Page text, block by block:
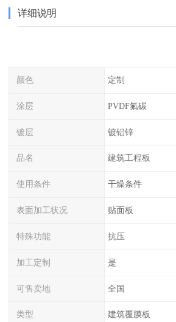
详细说明
颜色 定制
涂层 PVDF氟碳
镀层 镀铝锌
品名 建筑工程板
使用条件 干燥条件
表面加工状况 贴面板
特殊功能 抗压
加工定制 是
可售卖地 全国
类型 建筑覆膜板